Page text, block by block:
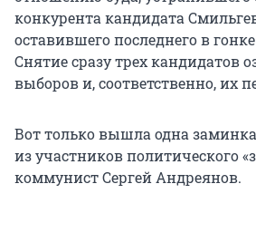
конкурента кандидата
оставившего последнего в
Снятие сразу трех кандидатов
выборов и, соответственно, их
Вот только вышла одна
из участников политического
коммунист Сергей Андреянов.